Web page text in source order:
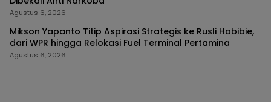
Agustus 6, 2026
Mikson Yapanto Titip Aspirasi Strategis ke Rusli Habibie,
dari WPR hingga Relokasi Fuel Terminal Pertamina
Agustus 6, 2026